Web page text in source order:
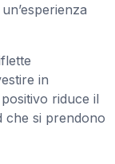
in
riduce il
che si prendono